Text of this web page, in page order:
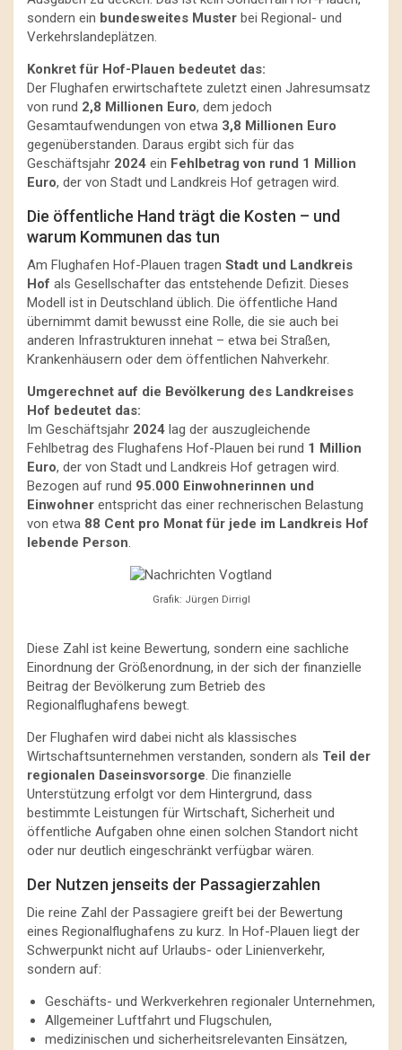
sondern ein bundesweites Muster bei Regional- und
Verkehrslandeplätzen.
Konkret für Hof-Plauen bedeutet das:
Der Flughafen erwirtschaftete zuletzt einen Jahresumsatz
von rund 2,8 Millionen Euro, dem jedoch
Gesamtaufwendungen von etwa 3,8 Millionen Euro
gegenüberstanden. Daraus ergibt sich für das
Geschäftsjahr 2024 ein Fehlbetrag von rund 1 Million
Euro, der von Stadt und Landkreis Hof getragen wird.
Die öffentliche Hand trägt die Kosten – und
warum Kommunen das tun
Am Flughafen Hof-Plauen tragen Stadt und Landkreis
Hof als Gesellschafter das entstehende Defizit. Dieses
Modell ist in Deutschland üblich. Die öffentliche Hand
übernimmt damit bewusst eine Rolle, die sie auch bei
anderen Infrastrukturen innehat – etwa bei Straßen,
Krankenhäusern oder dem öffentlichen Nahverkehr.
Umgerechnet auf die Bevölkerung des Landkreises
Hof bedeutet das:
Im Geschäftsjahr 2024 lag der auszugleichende
Fehlbetrag des Flughafens Hof-Plauen bei rund 1 Million
Euro, der von Stadt und Landkreis Hof getragen wird.
Bezogen auf rund 95.000 Einwohnerinnen und
Einwohner entspricht das einer rechnerischen Belastung
von etwa 88 Cent pro Monat für jede im Landkreis Hof
lebende Person.
Grafik: Jürgen Dirrigl
Diese Zahl ist keine Bewertung, sondern eine sachliche
Einordnung der Größenordnung, in der sich der finanzielle
Beitrag der Bevölkerung zum Betrieb des
Regionalflughafens bewegt.
Der Flughafen wird dabei nicht als klassisches
Wirtschaftsunternehmen verstanden, sondern als Teil der
regionalen Daseinsvorsorge. Die finanzielle
Unterstützung erfolgt vor dem Hintergrund, dass
bestimmte Leistungen für Wirtschaft, Sicherheit und
öffentliche Aufgaben ohne einen solchen Standort nicht
oder nur deutlich eingeschränkt verfügbar wären.
Der Nutzen jenseits der Passagierzahlen
Die reine Zahl der Passagiere greift bei der Bewertung
eines Regionalflughafens zu kurz. In Hof-Plauen liegt der
Schwerpunkt nicht auf Urlaubs- oder Linienverkehr,
sondern auf:
Geschäfts- und Werkverkehren regionaler Unternehmen,
Allgemeiner Luftfahrt und Flugschulen,
medizinischen und sicherheitsrelevanten Einsätzen,